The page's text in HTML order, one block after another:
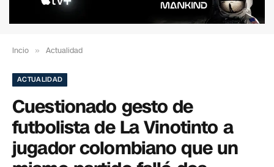
Incio » Actualidad
ACTUALIDAD
Cuestionado gesto de
futbolista de La Vinotinto a
jugador colombiano que un